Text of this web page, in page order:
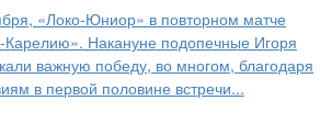
«Локо-Юниор» в повторном матче
Накануне подопечные Игоря
важную победу, во многом, благодаря
в первой половине встречи...